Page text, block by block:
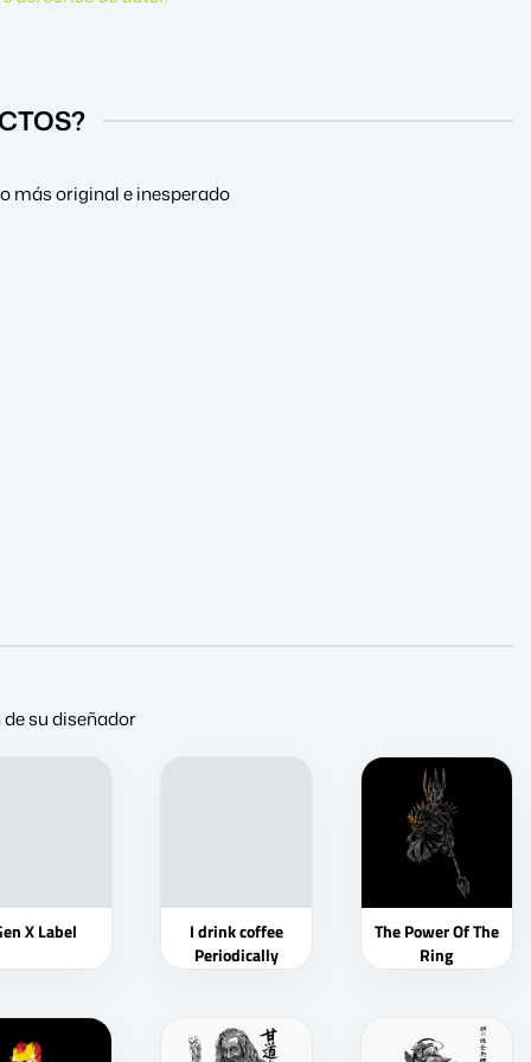
más original e inesperado
su diseñador
X Label
I drink coffee
Periodically
The Power Of The
Ring